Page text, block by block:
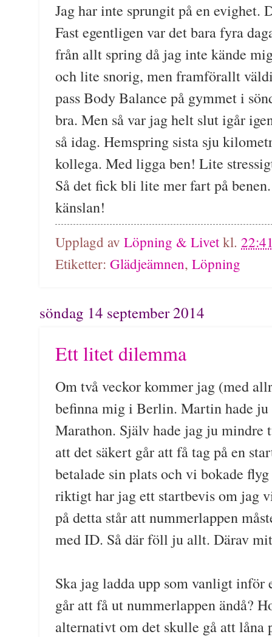
Jag har inte sprungit på en evighet.
Fast egentligen var det bara fyra
från allt spring då jag inte kände
och lite snorig, men framförallt
pass Body Balance på gymmet i
bra. Men så var jag helt slut igår
så idag. Hemspring sista sju
kollega. Med ligga ben! Lite
Så det fick bli lite mer fart på
känslan!
Upplagd av Löpning & Livet kl.
Etiketter: Glädjeämnen, Löpning
söndag 14 september 2014
Ett litet dilemma
Om två veckor kommer jag (med
befinna mig i Berlin. Martin hade
Marathon. Själv hade jag ju mindre
att det säkert går att få tag på en
betalade sin plats och vi bokade
riktigt har jag ett startbevis om jag
på detta står att nummerlappen
med ID. Så där föll ju allt. Därav
Ska jag ladda upp som vanligt inför
går att få ut nummerlappen ändå?
alternativt om det skulle gå att låna